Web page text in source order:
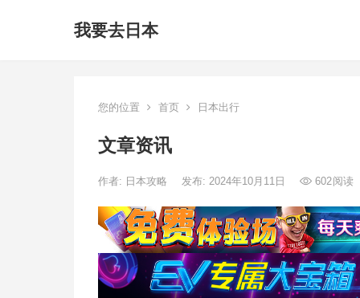
我要去日本
您的位置 首页 日本出行
文章资讯
作者: 日本攻略 发布: 2024年10月11日 602阅读